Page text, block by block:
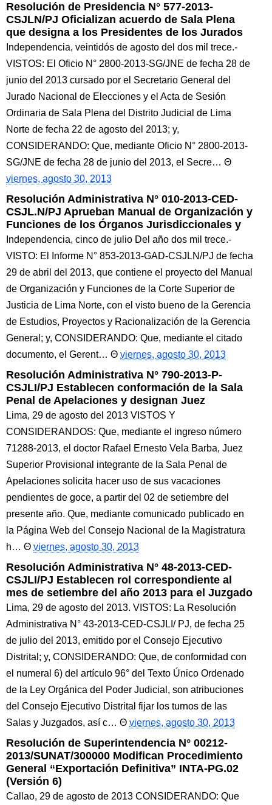
Resolución de Presidencia N° 577-2013-
CSJLN/PJ Oficializan acuerdo de Sala Plena
que designa a los Presidentes de los Jurados
Independencia, veintidós de agosto del dos mil trece.-
VISTOS: El Oficio N° 2800-2013-SG/JNE de fecha 28 de
junio del 2013 cursado por el Secretario General del
Jurado Nacional de Elecciones y el Acta de Sesión
Ordinaria de Sala Plena del Distrito Judicial de Lima
Norte de fecha 22 de agosto del 2013; y,
CONSIDERANDO: Que, mediante Oficio N° 2800-2013-
SG/JNE de fecha 28 de junio del 2013, el Secre…
viernes, agosto 30, 2013
Resolución Administrativa N° 010-2013-CED-
CSJL.N/PJ Aprueban Manual de Organización y
Funciones de los Órganos Jurisdiccionales y
Independencia, cinco de julio Del año dos mil trece.-
VISTO: El Informe N° 853-2013-GAD-CSJLN/PJ de fecha
29 de abril del 2013, que contiene el proyecto del Manual
de Organización y Funciones de la Corte Superior de
Justicia de Lima Norte, con el visto bueno de la Gerencia
de Estudios, Proyectos y Racionalización de la Gerencia
General; y, CONSIDERANDO: Que, mediante el citado
documento, el Gerent…
viernes, agosto 30, 2013
Resolución Administrativa N° 790-2013-P-
CSJLI/PJ Establecen conformación de la Sala
Penal de Apelaciones y designan Juez
Lima, 29 de agosto del 2013 VISTOS Y
CONSIDERANDOS: Que, mediante el ingreso número
71288-2013, el doctor Rafael Ernesto Vela Barba, Juez
Superior Provisional integrante de la Sala Penal de
Apelaciones solicita hacer uso de sus vacaciones
pendientes de goce, a partir del 02 de setiembre del
presente año. Que, mediante comunicado publicado en
la Página Web del Consejo Nacional de la Magistratura
h…
viernes, agosto 30, 2013
Resolución Administrativa N° 48-2013-CED-
CSJLI/PJ Establecen rol correspondiente al
mes de setiembre del año 2013 para el Juzgado
Lima, 29 de agosto del 2013. VISTOS: La Resolución
Administrativa N° 43-2013-CED-CSJLI/ PJ, de fecha 25
de julio del 2013, emitido por el Consejo Ejecutivo
Distrital; y, CONSIDERANDO: Que, de conformidad con
el numeral 6) del artículo 96° del Texto Único Ordenado
de la Ley Orgánica del Poder Judicial, son atribuciones
del Consejo Ejecutivo Distrital fijar los turnos de las
Salas y Juzgados, así c…
viernes, agosto 30, 2013
Resolución de Superintendencia N° 00212-
2013/SUNAT/300000 Modifican Procedimiento
General “Exportación Definitiva” INTA-PG.02
(Versión 6)
Callao, 29 de agosto de 2013 CONSIDERANDO: Que